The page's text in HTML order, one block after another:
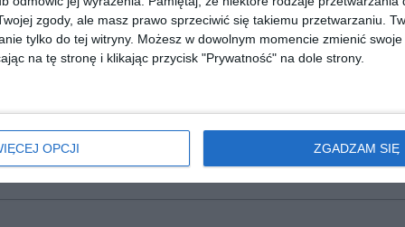
zgody, ale masz prawo sprzeciwić się takiemu przetwarzaniu.
tylko do tej witryny. Możesz w dowolnym momencie zmienić
na tę stronę i klikając przycisk "Prywatność" na dole strony.
OPCJI ZGADZAM SIĘ
[ książka, audiobook, e-book ]
Wiera Politkowska, Sara Giudice
[ książka ]